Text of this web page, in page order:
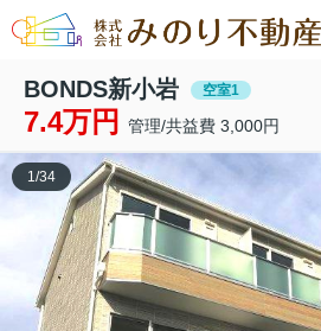
BONDS新小岩 空室1
7.4万円 管理/共益費 3,000円
1/34